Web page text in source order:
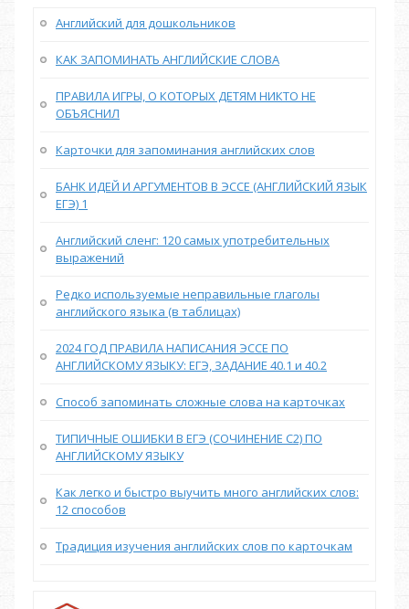
Английский для дошкольников
КАК ЗАПОМИНАТЬ АНГЛИЙСКИЕ СЛОВА
ПРАВИЛА ИГРЫ, О КОТОРЫХ ДЕТЯМ НИКТО НЕ
ОБЪЯСНИЛ
Карточки для запоминания английских слов
БАНК ИДЕЙ И АРГУМЕНТОВ В ЭССЕ (АНГЛИЙСКИЙ ЯЗЫК
ЕГЭ) 1
Английский сленг: 120 самых употребительных
выражений
Редко используемые неправильные глаголы
английского языка (в таблицах)
2024 ГОД ПРАВИЛА НАПИСАНИЯ ЭССЕ ПО
АНГЛИЙСКОМУ ЯЗЫКУ: ЕГЭ, ЗАДАНИЕ 40.1 и 40.2
Способ запоминать сложные слова на карточках
ТИПИЧНЫЕ ОШИБКИ В ЕГЭ (СОЧИНЕНИЕ С2) ПО
АНГЛИЙСКОМУ ЯЗЫКУ
Как легко и быстро выучить много английских слов:
12 способов
Традиция изучения английских слов по карточкам